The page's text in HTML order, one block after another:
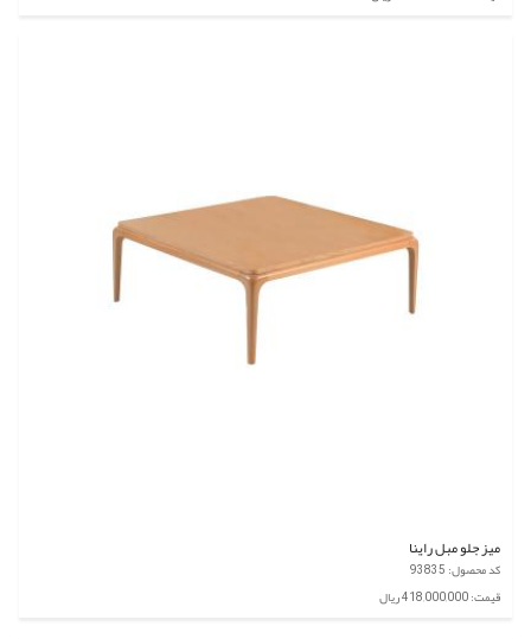
میز جلو مبل راینا
کد محصول: 93835
قیمت: 418,000,000 ریال